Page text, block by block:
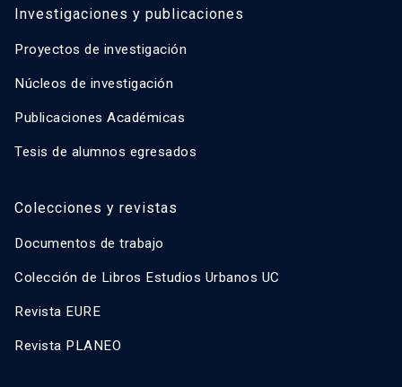
Investigaciones y publicaciones
Proyectos de investigación
Núcleos de investigación
Publicaciones Académicas
Tesis de alumnos egresados
Colecciones y revistas
Documentos de trabajo
Colección de Libros Estudios Urbanos UC
Revista EURE
Revista PLANEO